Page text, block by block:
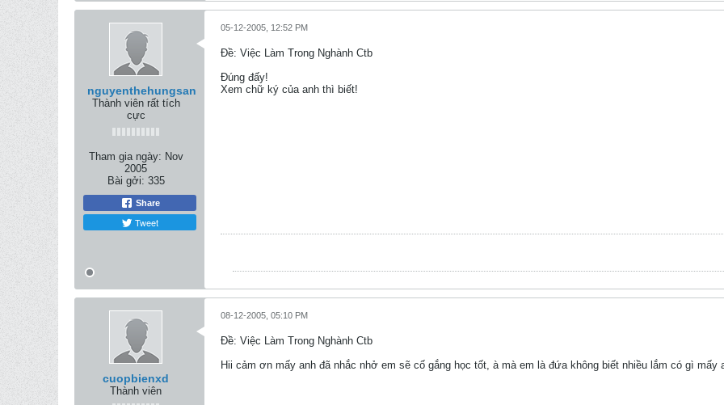
nguyenthehungsan
Thành viên rất tích
cực
Tham gia ngày: Nov
2005
Bài gởi: 335
Share
Tweet
05-12-2005, 12:52 PM
Ðề: Việc Làm Trong Nghành Ctb
Đúng đấy!
Xem chữ ký của anh thì biết!
cuopbienxd
Thành viên
08-12-2005, 05:10 PM
Ðề: Việc Làm Trong Nghành Ctb
Hii cảm ơn mấy anh đã nhắc nhở em sẽ cố gắng học tốt, à mà em là đứa không biết nhiều lắm có gì mấy